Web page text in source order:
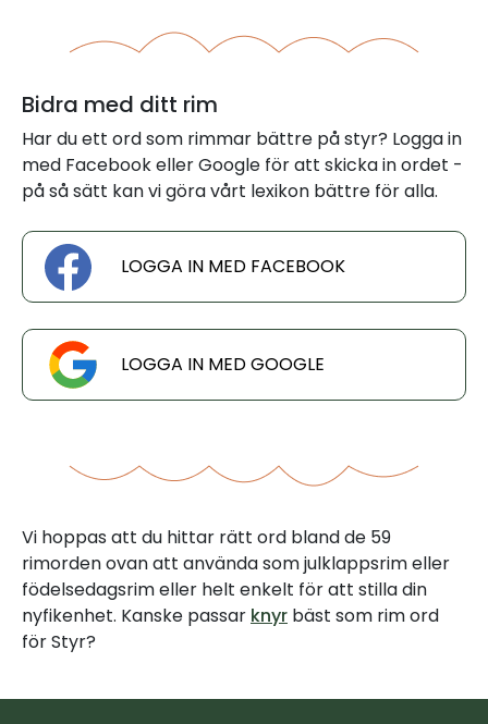
Bidra med ditt rim
Har du ett ord som rimmar bättre på styr? Logga in
med Facebook eller Google för att skicka in ordet -
på så sätt kan vi göra vårt lexikon bättre för alla.
LOGGA IN MED FACEBOOK
LOGGA IN MED GOOGLE
Vi hoppas att du hittar rätt ord bland de 59
rimorden ovan att använda som julklappsrim eller
födelsedagsrim eller helt enkelt för att stilla din
nyfikenhet. Kanske passar knyr bäst som rim ord
för Styr?